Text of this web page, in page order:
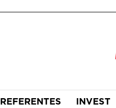
REFERENTES INVEST